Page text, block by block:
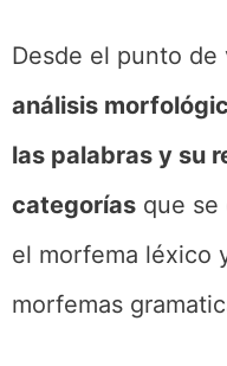
Desde el punto de
análisis
las palabras y su
categorías que se
el morfema léxico
morfemas